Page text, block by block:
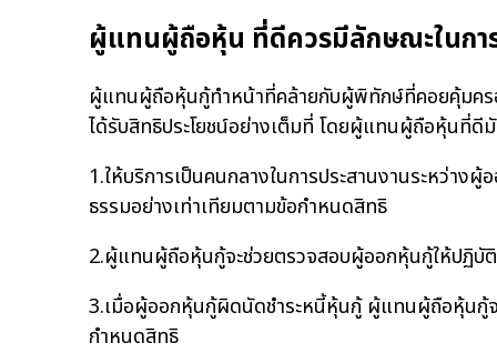
ผู้แทนผู้ถือหุ้น ที่ดีควรมีลักษณะในกา
ผู้แทนผู้ถือหุ้นกู้ทำหน้าที่คล้ายกับผู้พิทักษ์ที่คอยคุ้มครอ
ได้รับสิทธิประโยชน์อย่างเต็มที่ โดยผู้แทนผู้ถือหุ้นที่ดี
1.ให้บริการเป็นคนกลางในการประสานงานระหว่า
ธรรมอย่างเท่าเทียมตามข้อกำหนดสิทธิ
2.ผู้แทนผู้ถือหุ้นกู้จะช่วยตรวจสอบผู้ออกหุ้นกู้ให้ปฏิบั
3.เมื่อผู้ออกหุ้นกู้ผิดนัดชำระหนี้หุ้นกู้ ผู้แทนผู้ถือหุ้นกู้จ
กำหนดสิทธิ